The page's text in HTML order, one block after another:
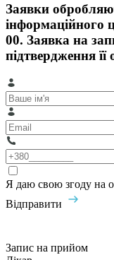
Заявки
інформаційного
00. Заявка на
підтвердження
Я даю свою згоду на
Відправити
Запис на прийом